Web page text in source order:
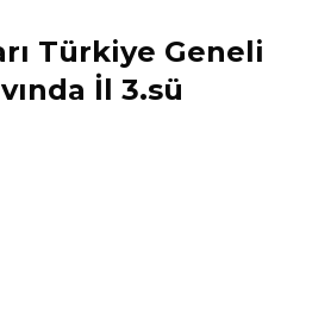
Türkiye Geneli
İl 3.sü